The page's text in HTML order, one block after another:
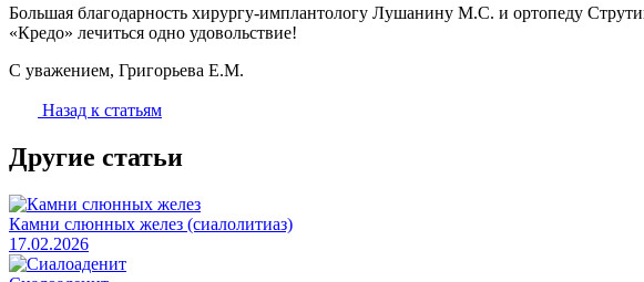
Большая благодарность хирургу-имплантологу Лушанину М.С. и ортопеду
«Кредо» лечиться одно удовольствие!
С уважением, Григорьева Е.М.
Назад к статьям
Другие статьи
Камни слюнных желез (сиалолитиаз)
17.02.2026